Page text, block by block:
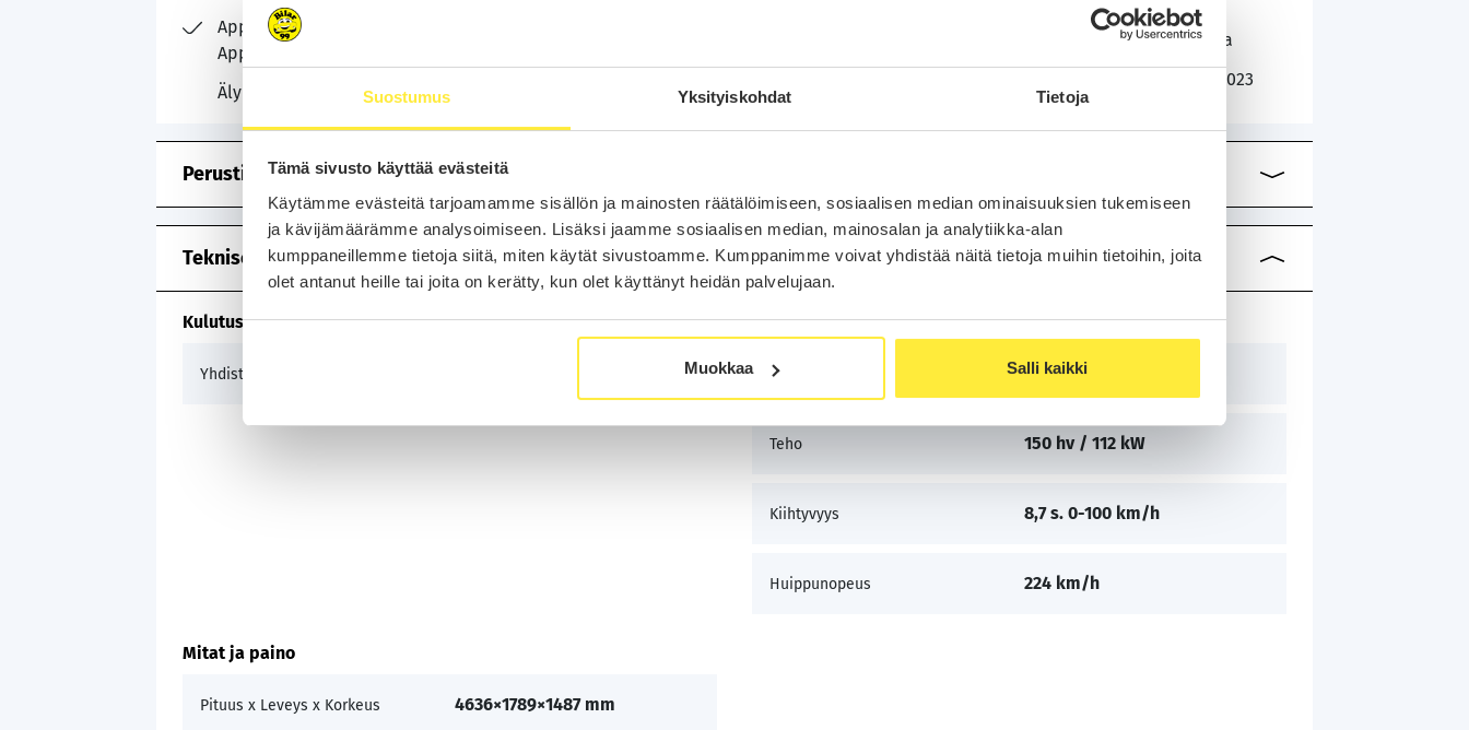
Suostumus Yksityiskohdat Tietoja
Tämä sivusto käyttää evästeitä
Käytämme evästeitä tarjoamamme sisällön ja mainosten räätälöimiseen, sosiaalisen median ominaisuuksien tukemiseen
ja kävijämäärämme analysoimiseen. Lisäksi jaamme sosiaalisen median, mainosalan ja analytiikka-alan
kumppaneillemme tietoja siitä, miten käytät sivustoamme. Kumppanimme voivat yhdistää näitä tietoja muihin tietoihin, joita
olet antanut heille tai joita on kerätty, kun olet käyttänyt heidän palvelujaan.
Muokkaa Salli kaikki
AppConnect: AndroidAuto /
AppleCarPlay / MirrorLink
Älypuhelimen langaton lataus
Kangas-alcantara sisusta
Aluvanteet kesä- ja talvirenkaissa
Käyttöönottopäivämäärä: 13.06.2023
Perustiedot
Tekniset tiedot
Kulutus ja päästöt
Yhdistetty
Suorituskyky
Iskutilavuus 1498 cm³
Teho 150 hv / 112 kW
Kiihtyvyys 8,7 s. 0-100 km/h
Huippunopeus 224 km/h
Mitat ja paino
Pituus x Leveys x Korkeus 4636×1789×1487 mm